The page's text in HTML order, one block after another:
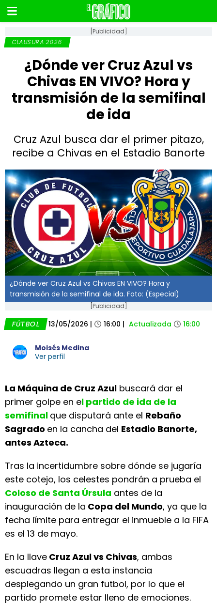
[Publicidad]
CLAUSURA 2026
¿Dónde ver Cruz Azul vs
Chivas EN VIVO? Hora y
transmisión de la semifinal
de ida
Cruz Azul busca dar el primer pitazo,
recibe a Chivas en el Estadio Banorte
¿Dónde ver Cruz Azul vs Chivas EN VIVO? Hora y
transmisión de la semifinal de ida. Foto: (Especial)
[Publicidad]
FÚTBOL 13/05/2026 | 16:00 | Actualizada 16:00
Moisés Medina
Ver perfil
La Máquina de Cruz Azul buscará dar el
primer golpe en el partido de ida de la
semifinal que disputará ante el Rebaño
Sagrado en la cancha del Estadio Banorte,
antes Azteca.
Tras la incertidumbre sobre dónde se jugaría
este cotejo, los celestes pondrán a prueba el
Coloso de Santa Úrsula antes de la
inauguración de la Copa del Mundo, ya que la
fecha límite para entregar el inmueble a la FIFA
es el 13 de mayo.
En la llave Cruz Azul vs Chivas, ambas
escuadras llegan a esta instancia
desplegando un gran futbol, por lo que el
partido promete estar lleno de emociones.